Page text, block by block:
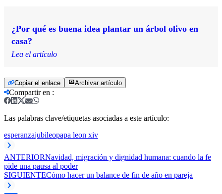
¿Por qué es buena idea plantar un árbol olivo en
casa?
Lea el artículo
Copiar el enlace Archivar artículo
Compartir en :
Las palabras clave/etiquetas asociadas a este artículo:
esperanzajubileopapa leon xiv
ANTERIORNavidad, migración y dignidad humana: cuando la fe
pide una pausa al poder
SIGUIENTECómo hacer un balance de fin de año en pareja